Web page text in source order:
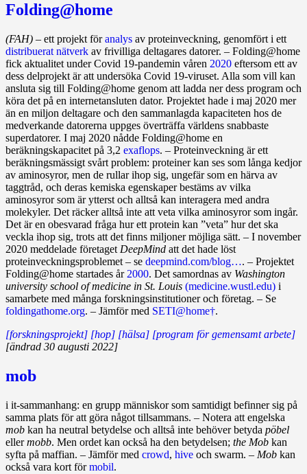
Folding@home
(FAH) – ett projekt föranalys av proteinveckning, genomfört i ett
distribuerat nätverk av frivilliga deltagares datorer. – Folding@home
fick aktualitet under Covid 19‑pandemin våren 2020 eftersom ett av
dess delprojekt är att undersöka Covid 19‑viruset. Alla som vill kan
ansluta sig till Folding@home genom att ladda ner dess program och
köra det på en internetansluten dator. Projektet hade i maj 2020 mer
än en miljon deltagare och den sammanlagda kapaciteten hos de
medverkande datorerna uppges överträffa världens snabbaste
superdatorer. I maj 2020 nådde Folding@home en
beräkningskapacitet på 3,2 exaflops. – Proteinveckning är ett
beräkningsmässigt svårt problem: proteiner kan ses som långa kedjor
av aminosyror, men de rullar ihop sig, ungefär som en härva av
taggtråd, och deras kemiska egenskaper bestäms av vilka
aminosyror som är ytterst och alltså kan interagera med andra
molekyler. Det räcker alltså inte att veta vilka aminosyror som ingår.
Det är en obesvarad fråga hur ett protein kan ”veta” hur det ska
veckla ihop sig, trots att det finns miljoner möjliga sätt. – I november
2020 meddelade företaget DeepMind att det hade löst
proteinveckningsproblemet – se deepmind.com/blog…. – Projektet
Folding@home startades år 2000. Det samordnas av Washington
university school of medicine in St. Louis (medicine.wustl.edu) i
samarbete med många forskningsinstitutioner och företag. – Se
foldingathome.org. – Jämför med SETI@home†.
[forskningsprojekt] [hop] [hälsa] [program för gemensamt arbete]
[ändrad 30 augusti 2022]
mob
i it-sammanhang: en grupp människor som samtidigt befinner sig på
samma plats för att göra något tillsammans. – Notera att engelska
mob kan ha neutral betydelse och alltså inte behöver betyda pöbel
ellermobb. Men ordet kan också ha den betydelsen; the Mob kan
syfta på maffian. – Jämför med crowd, hive och swarm. – Mob kan
också vara kort förmobil.